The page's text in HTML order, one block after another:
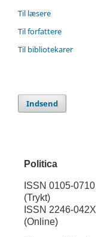
Til læsere
Til forfattere
Til bibliotekarer
Indsend
Politica
ISSN 0105-0710
(Trykt)
ISSN 2246-042X
(Online)